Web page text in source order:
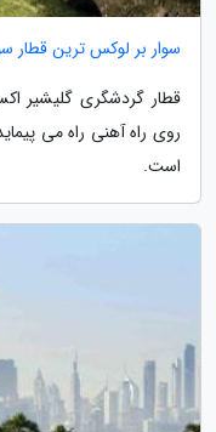
سوار بر لوکس ترین قطار
قطار گردشگری گلیشیر
روی راه آهنی راه می
است.